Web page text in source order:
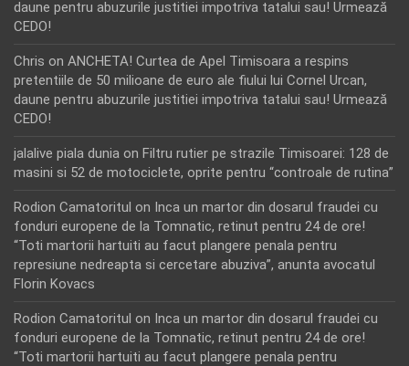
daune pentru abuzurile justitiei impotriva tatalui sau! Urmează
CEDO!
Chris on ANCHETA! Curtea de Apel Timisoara a respins
pretentiile de 50 milioane de euro ale fiului lui Cornel Urcan,
daune pentru abuzurile justitiei impotriva tatalui sau! Urmează
CEDO!
jalalive piala dunia on Filtru rutier pe strazile Timisoarei: 128 de
masini si 52 de motociclete, oprite pentru “controale de rutina”
Rodion Camatoritul on Inca un martor din dosarul fraudei cu
fonduri europene de la Tomnatic, retinut pentru 24 de ore!
“Toti martorii hartuiti au facut plangere penala pentru
represiune nedreapta si cercetare abuziva”, anunta avocatul
Florin Kovacs
Rodion Camatoritul on Inca un martor din dosarul fraudei cu
fonduri europene de la Tomnatic, retinut pentru 24 de ore!
“Toti martorii hartuiti au facut plangere penala pentru